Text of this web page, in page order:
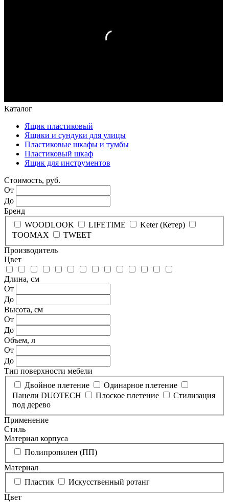
Каталог
Ящик пластиковый
Ящики и сундуки для улицы
Пластиковые шкафы и тумбы
Пластиковый шкаф
Ящик для инструментов
Стоимость, руб.
От
До
Бренд
WOODLOOK
LIFETIME
Keter (Кетер)
TOOMAX
TWEET
Производитель
Цвет
Длина, см
От
До
Высота, см
От
До
Объем, л
От
До
Тип поверхности мебели
Двойное плетение
Одинарное плетение
Панели DUOTECH
Плоское плетение
Стилизация
под дерево
Применение
Стиль
Материал корпуса
Полипропилен (ПП)
Материал
Пластик
Искусственный ротанг
Цвет